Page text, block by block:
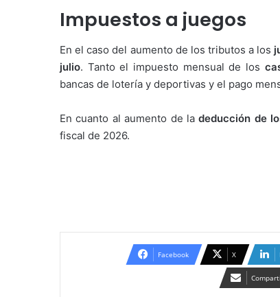
Impuestos a juegos
En el caso del aumento de los tributos a los
julio. Tanto el impuesto mensual de los
bancas de lotería y deportivas y el pago
En cuanto al aumento de ladeducción de
fiscal de 2026.
Facebook X